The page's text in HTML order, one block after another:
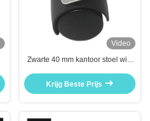
Video
Zwarte 40 mm kantoor stoel wiel
soepele beweging
Krijg Beste Prijs